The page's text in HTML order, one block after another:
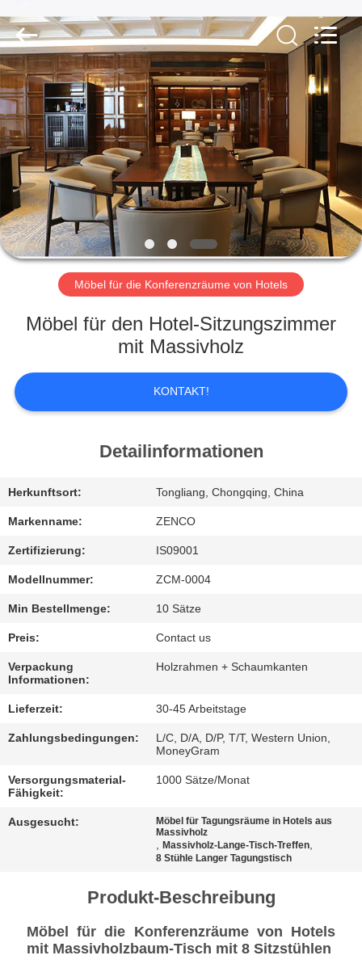
ZU
HAUSE
PRODUKTE
VIDEOS
VR-
SHOW
UNS
WERKSBESICHTIGUNG
BITTE
UM
EIN
ANGEBOT
DATENSCHUTZ-
BESTIMMUNGEN
ZENCO.
All
Rights
Reserved.
Möbel für die Konferenzräume von Hotels
Möbel für den Hotel-Sitzungszimmer
mit Massivholz
KONTAKT!
Detailinformationen
Herkunftsort: Tongliang, Chongqing, China
Markenname: ZENCO
Zertifizierung: IS09001
Modellnummer: ZCM-0004
Min Bestellmenge: 10 Sätze
Preis: Contact us
Verpackung
Informationen:
Holzrahmen + Schaumkanten
Lieferzeit: 30-45 Arbeitstage
Zahlungsbedingungen:
L/C, D/A, D/P, T/T, Western Union,
MoneyGram
Versorgungsmaterial-
Fähigkeit:
1000 Sätze/Monat
Ausgesucht:
Möbel für Tagungsräume in Hotels aus
Massivholz
,Massivholz-Lange-Tisch-Treffen
8 Stühle Langer Tagungstisch
Produkt-Beschreibung
Möbel für die Konferenzräume von Hotels
mit Massivholzbaum-Tisch mit 8 Sitzstühlen